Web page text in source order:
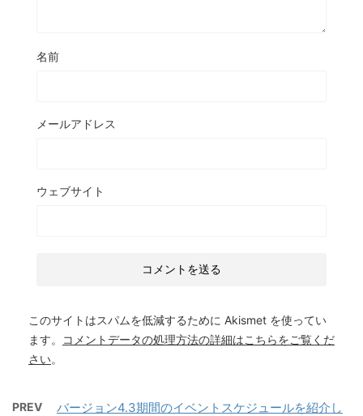
名前
メールアドレス
ウェブサイト
このサイトはスパムを低減するために Akismet を使ってい
ます。
コメントデータの処理方法の詳細はこちらをご覧くだ
さい。
PREV
バージョン4.3期間のイベントスケジュールを紹介し